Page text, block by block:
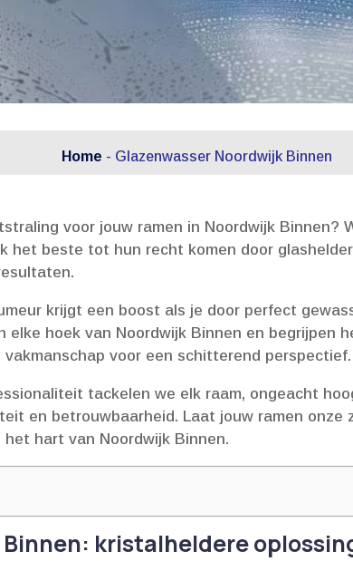
Home - Glazenwasser Noordwijk Binnen
voor jouw ramen in Noordwijk Binnen?
het beste tot hun recht komen door
krijgt een boost als je door perfect
elke hoek van Noordwijk Binnen en begrijpen
voor een schitterend perspectief.​
tackelen we elk raam, ongeacht
en betrouwbaarheid.​ Laat jouw ramen onze
hart van Noordwijk Binnen.​
kristalheldere